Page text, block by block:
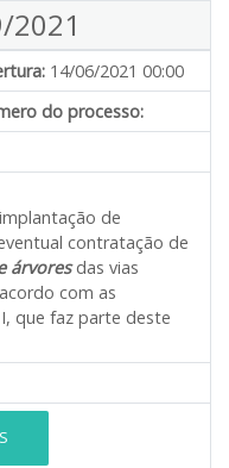
2021
14/06/2021 00:00
do processo:
de
contratação de
árvoresdas vias
com as
que faz parte deste